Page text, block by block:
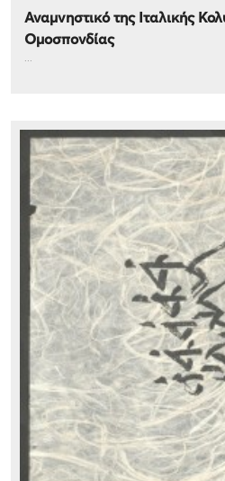
Αναμνηστικό της Ιταλικής
Ομοσπονδίας
...